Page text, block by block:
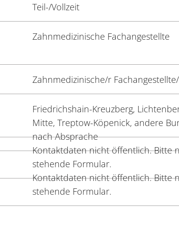
Teil-/Vollzeit
Zahnmedizinische Fachangestellte
Zahnmedizinische/r
Friedrichshain-Kreuzberg,
Mitte, Treptow-Köpenick, andere
nach Absprache
Kontaktdaten nicht öffentlich. Bitte
stehende Formular.
Kontaktdaten nicht öffentlich. Bitte
stehende Formular.